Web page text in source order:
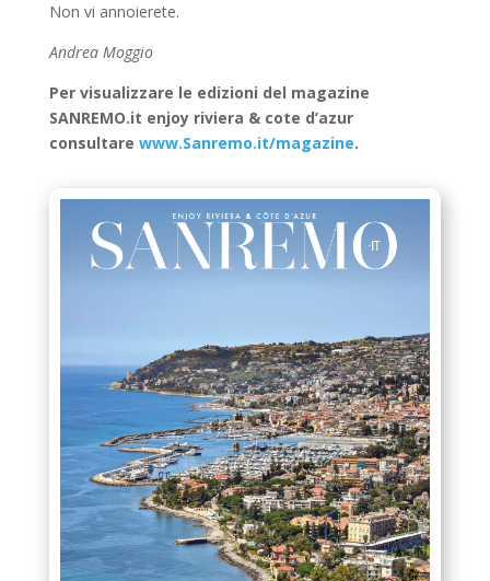
Non vi annoierete.
Andrea Moggio
Per visualizzare le edizioni del magazine
SANREMO.it enjoy riviera & cote d’azur
consultare www.Sanremo.it/magazine.